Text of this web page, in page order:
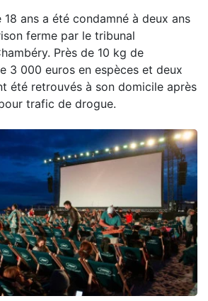
18 ans a été condamné à deux ans
ferme par le tribunal
Près de 10 kg de
3 000 euros en espèces et deux
été retrouvés à son domicile après
trafic de drogue.